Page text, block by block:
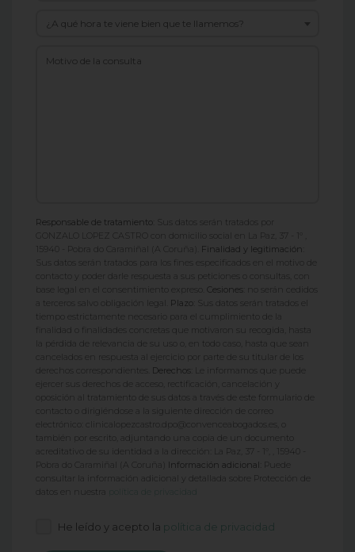
¿A qué hora te viene bien que te llamemos?
Responsable de tratamiento:
Sus datos serán tratados por
GONZALO LOPEZ CASTRO con domicilio social en La Paz, 37 - 1º ,
15940 - Pobra do Caramiñal (A Coruña). Finalidad y legitimación:
Sus datos serán tratados para los fines especificados en el motivo de
contacto y poder darle respuesta a sus peticiones o consultas, con
base legal en el consentimiento expreso. Cesiones:
no serán cedidos
a terceros salvo obligación legal. Plazo:
Sus datos serán tratados el
tiempo estrictamente necesario para el cumplimiento de la
finalidad o finalidades concretas que motivaron su recogida, hasta
la pérdida de relevancia de su uso o, en todo caso, hasta que sean
cancelados en respuesta al ejercicio por parte de su titular de los
derechos correspondientes. Derechos:
Le informamos que puede
ejercer sus derechos de acceso, rectificación, cancelación y
oposición al tratamiento de sus datos a través de este formulario de
contacto o dirigiéndose a la siguiente dirección de correo
electrónico: clinicalopezcastro.dpo@convenceabogados.es, o
también por escrito, adjuntando una copia de un documento
acreditativo de su identidad a la dirección: La Paz, 37 - 1º, , 15940 -
Pobra do Caramiñal (A Coruña) Información adicional: Puede
consultar la información adicional y detallada sobre Protección de
datos en nuestra
política de privacidad
He leído y acepto la política de privacidad